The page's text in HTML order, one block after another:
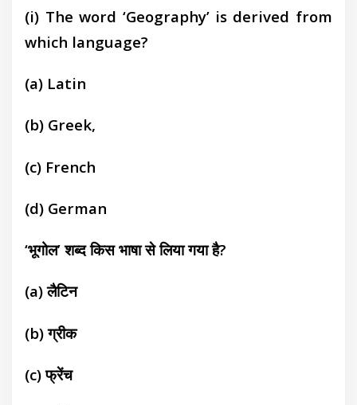
(i) The word ‘Geography’ is derived from
which language?
(a) Latin
(b) Greek,
(c) French
(d) German
‘भूगोल’ शब्द किस भाषा से लिया गया है?
(a)लैटिन
(b)ग्रीक
(c)फ्रेंच